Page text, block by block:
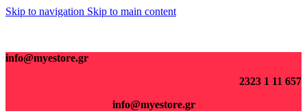
Skip to navigation Skip to main content
info@myestore.gr
2323 1 11 657
info@myestore.gr